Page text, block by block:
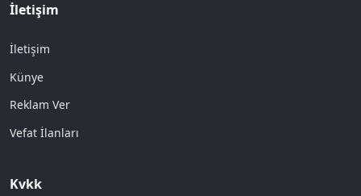
İletişim
İletişim
Künye
Reklam Ver
Vefat İlanları
Kvkk